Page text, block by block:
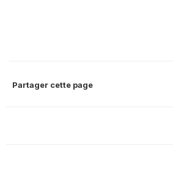
Partager cette page